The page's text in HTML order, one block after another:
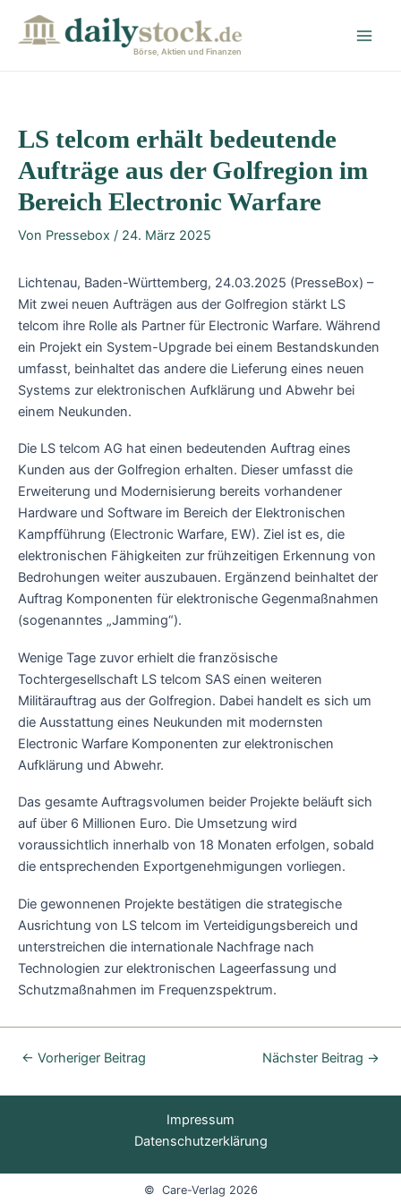
Börse, Aktien und Finanzen
LS telcom erhält bedeutende
Aufträge aus der Golfregion im
Bereich Electronic Warfare
Von Pressebox / 24. März 2025
Lichtenau, Baden-Württemberg, 24.03.2025 (PresseBox) –
Mit zwei neuen Aufträgen aus der Golfregion stärkt LS
telcom ihre Rolle als Partner für Electronic Warfare. Während
ein Projekt ein System-Upgrade bei einem Bestandskunden
umfasst, beinhaltet das andere die Lieferung eines neuen
Systems zur elektronischen Aufklärung und Abwehr bei
einem Neukunden.
Die LS telcom AG hat einen bedeutenden Auftrag eines
Kunden aus der Golfregion erhalten. Dieser umfasst die
Erweiterung und Modernisierung bereits vorhandener
Hardware und Software im Bereich der Elektronischen
Kampfführung (Electronic Warfare, EW). Ziel ist es, die
elektronischen Fähigkeiten zur frühzeitigen Erkennung von
Bedrohungen weiter auszubauen. Ergänzend beinhaltet der
Auftrag Komponenten für elektronische Gegenmaßnahmen
(sogenanntes „Jamming“).
Wenige Tage zuvor erhielt die französische
Tochtergesellschaft LS telcom SAS einen weiteren
Militärauftrag aus der Golfregion. Dabei handelt es sich um
die Ausstattung eines Neukunden mit modernsten
Electronic Warfare Komponenten zur elektronischen
Aufklärung und Abwehr.
Das gesamte Auftragsvolumen beider Projekte beläuft sich
auf über 6 Millionen Euro. Die Umsetzung wird
voraussichtlich innerhalb von 18 Monaten erfolgen, sobald
die entsprechenden Exportgenehmigungen vorliegen.
Die gewonnenen Projekte bestätigen die strategische
Ausrichtung von LS telcom im Verteidigungsbereich und
unterstreichen die internationale Nachfrage nach
Technologien zur elektronischen Lageerfassung und
Schutzmaßnahmen im Frequenzspektrum.
← Vorheriger Beitrag Nächster Beitrag →
Impressum
Datenschutzerklärung
© Care-Verlag 2026